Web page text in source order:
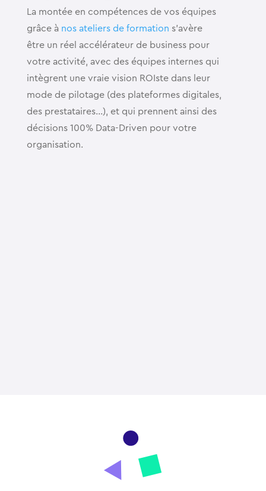
La montée en compétences de vos équipes
grâce à nos ateliers de formation s’avère
être un réel accélérateur de business pour
votre activité, avec des équipes internes qui
intègrent une vraie vision ROIste dans leur
mode de pilotage (des plateformes digitales,
des prestataires…), et qui prennent ainsi des
décisions 100% Data-Driven pour votre
organisation.